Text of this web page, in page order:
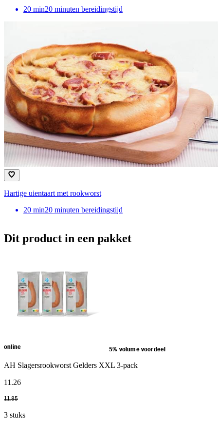
20 min20 minuten bereidingstijd
Hartige uientaart met rookworst
20 min20 minuten bereidingstijd
Dit product in een pakket
online 5% volume voordeel
AH Slagersrookworst Gelders XXL 3-pack
11 .26
11.85
3 stuks